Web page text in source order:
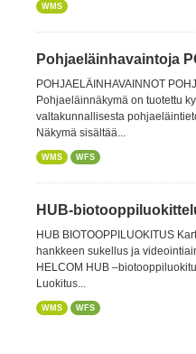
WMS
Pohjaeläinhavaintoja
POHJAELÄINHAVAINNOT
Pohjaeläinnäkymä on tuotettu
valtakunnallisesta
Näkymä sisältää...
WMS WFS
HUB-
HUB BIOTOOPPILUOKITUS
hankkeen sukellus ja
HELCOM HUB
Luokitus...
WMS WFS